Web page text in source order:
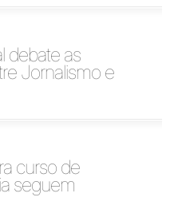
debate as
Jornalismo e
curso de
seguem